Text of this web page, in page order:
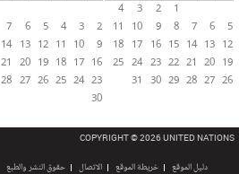
1
2
3
4
5
6
7
8
9
10
11
12
13
14
15
16
17
18
19
20
21
22
23
24
25
26
27
28
29
30
31
2
3
4
5
6
7
9
10
11
12
13
14
16
17
18
19
20
21
23
24
25
26
27
28
30
COPYRIGHT © 2026 UNITED NATIONS
دليل الموقع خريطة الموقع الاتصال حقوق النشر والطبع